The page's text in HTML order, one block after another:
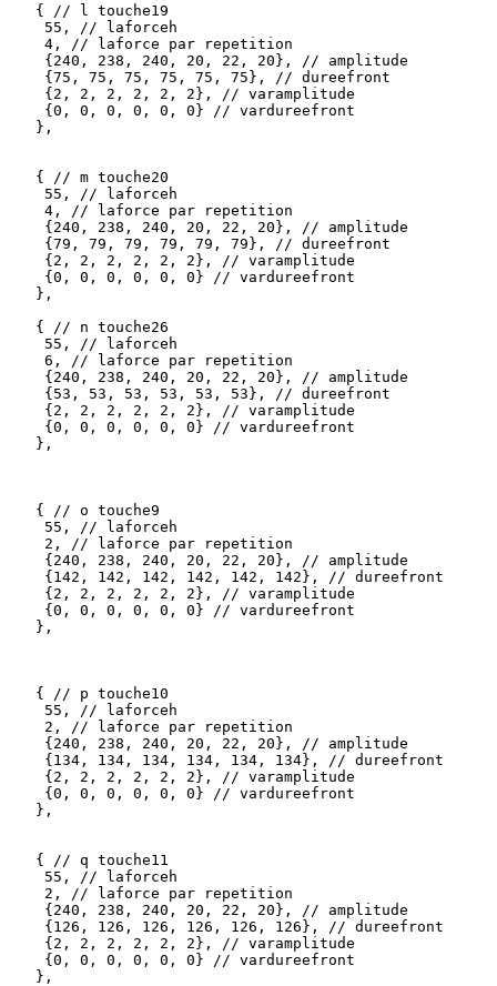
   { // l touche19
    55, // laforceh
    4, // laforce par repetition
    {240, 238, 240, 20, 22, 20}, // amplitude
    {75, 75, 75, 75, 75, 75}, // dureefront
    {2, 2, 2, 2, 2, 2}, // varamplitude
    {0, 0, 0, 0, 0, 0} // vardureefront
   },
   { // m touche20
    55, // laforceh
    4, // laforce par repetition
    {240, 238, 240, 20, 22, 20}, // amplitude
    {79, 79, 79, 79, 79, 79}, // dureefront
    {2, 2, 2, 2, 2, 2}, // varamplitude
    {0, 0, 0, 0, 0, 0} // vardureefront
   },
   { // n touche26
    55, // laforceh
    6, // laforce par repetition
    {240, 238, 240, 20, 22, 20}, // amplitude
    {53, 53, 53, 53, 53, 53}, // dureefront
    {2, 2, 2, 2, 2, 2}, // varamplitude
    {0, 0, 0, 0, 0, 0} // vardureefront
   },
   { // o touche9
    55, // laforceh
    2, // laforce par repetition
    {240, 238, 240, 20, 22, 20}, // amplitude
    {142, 142, 142, 142, 142, 142}, // dureefront
    {2, 2, 2, 2, 2, 2}, // varamplitude
    {0, 0, 0, 0, 0, 0} // vardureefront
   },
   { // p touche10
    55, // laforceh
    2, // laforce par repetition
    {240, 238, 240, 20, 22, 20}, // amplitude
    {134, 134, 134, 134, 134, 134}, // dureefront
    {2, 2, 2, 2, 2, 2}, // varamplitude
    {0, 0, 0, 0, 0, 0} // vardureefront
   },
   { // q touche11
    55, // laforceh
    2, // laforce par repetition
    {240, 238, 240, 20, 22, 20}, // amplitude
    {126, 126, 126, 126, 126, 126}, // dureefront
    {2, 2, 2, 2, 2, 2}, // varamplitude
    {0, 0, 0, 0, 0, 0} // vardureefront
   },